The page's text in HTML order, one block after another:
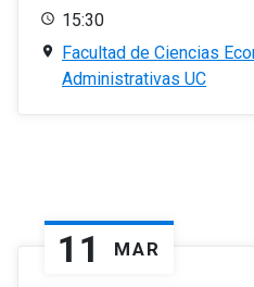
15:30
Facultad de Ciencias
Administrativas UC
11 MAR